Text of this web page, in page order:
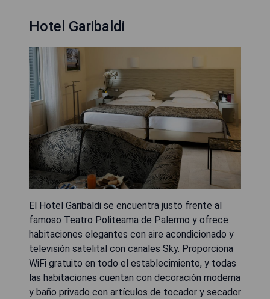
Hotel Garibaldi
El Hotel Garibaldi se encuentra justo frente al
famoso Teatro Politeama de Palermo y ofrece
habitaciones elegantes con aire acondicionado y
televisión satelital con canales Sky. Proporciona
WiFi gratuito en todo el establecimiento, y todas
las habitaciones cuentan con decoración moderna
y baño privado con artículos de tocador y secador